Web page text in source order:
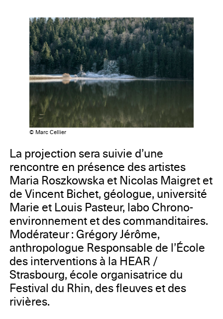
© Marc Cellier
La projection sera suivie d’une
rencontre en présence des artistes
Maria Roszkowska et Nicolas Maigret et
de Vincent Bichet, géologue, université
Marie et Louis Pasteur, labo Chrono-
environnement et des commanditaires.
Modérateur : Grégory Jérôme,
anthropologue Responsable de l’École
des interventions à la HEAR /
Strasbourg, école organisatrice du
Festival du Rhin, des fleuves et des
rivières.